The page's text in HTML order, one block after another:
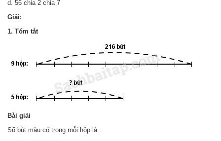
d. 56 chia 2 chia 7
Giải:
1. Tóm tắt
Bài giải
Số bút màu có trong mỗi hộp là :